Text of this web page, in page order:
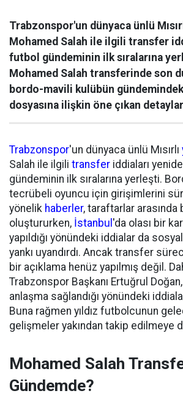
Trabzonspor'un dünyaca ünlü
Mohamed Salah ile ilgili transfer
futbol gündeminin ilk sıralarına
Mohamed Salah transferinde son
bordo-mavili kulübün
dosyasına ilişkin öne çıkan
Trabzonspor'un dünyaca ünlü Mısırlı
Salah ile ilgili transfer iddiaları
gündeminin ilk sıralarına yerleşti.
tecrübeli oyuncu için girişimlerini
yönelik haberler, taraftarlar arasında
oluştururken, İstanbul 'da olası bir
yapıldığı yönündeki iddialar da
yankı uyandırdı. Ancak transfer
bir açıklama henüz yapılmış değil.
Trabzonspor Başkanı Ertuğrul
anlaşma sağlandığı yönündeki
Buna rağmen yıldız futbolcunun
gelişmeler yakından takip edilmeye
Mohamed Salah
Gündemde?